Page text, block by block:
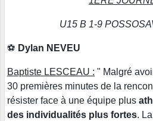
U15 B 1-9
⚽️ Dylan NEVEU
Baptiste LESCEAU : " Malgré
30 premières minutes de la
résister face à une équipe plus
des individualités plus fortes.